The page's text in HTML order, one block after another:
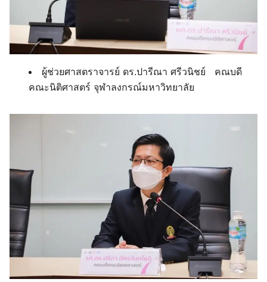
ผู้ช่วยศาสตราจารย์ ดร.ปารีณา ศรีวนิชย์ คณบดี
คณะนิติศาสตร์ จุฬาลงกรณ์มหาวิทยาลัย